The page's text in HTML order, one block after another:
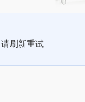
刷新重试